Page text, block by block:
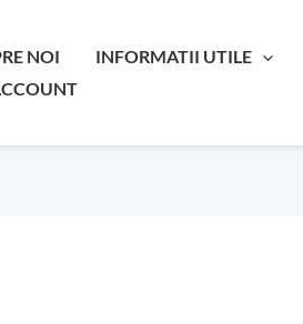
NOI INFORMATII UTILE